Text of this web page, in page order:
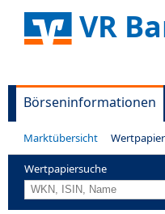
VR
Börseninformationen
Marktübersicht
Wertpapiersuche